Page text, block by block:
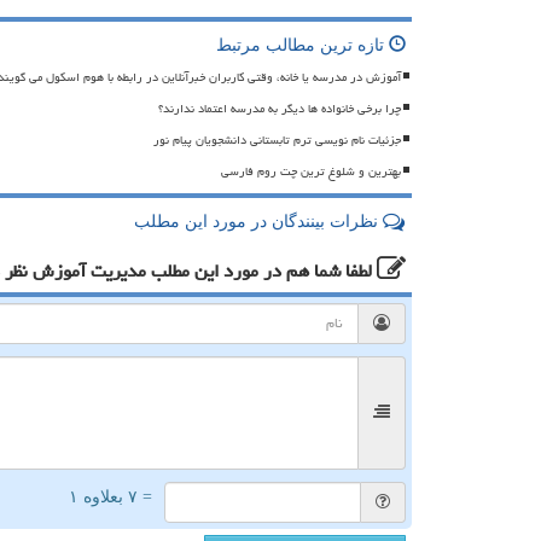
تازه ترین مطالب مرتبط
آموزش در مدرسه یا خانه، وقتی کاربران خبرآنلاین در رابطه با هوم اسکول می
چرا برخی خانواده ها دیگر به مدرسه اعتماد ندارند؟
جزئیات نام نویسی ترم تابستانی دانشجویان پیام نور
بهترین و شلوغ ترین چت روم فارسی
نظرات بینندگان در مورد این مطلب
لطفا شما همدر مورد این مطلب مدیریت آموزش
= ۷ بعلاوه ۱